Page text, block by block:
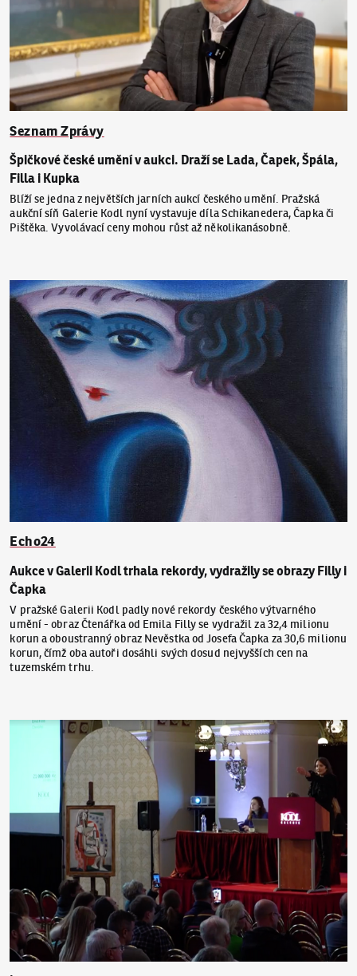
Seznam Zprávy
Špičkové české umění v aukci. Draží se Lada, Čapek, Špála,
Filla i Kupka
Blíží se jedna z největších jarních aukcí českého umění. Pražská
aukční síň Galerie Kodl nyní vystavuje díla Schikanedera, Čapka či
Pištěka. Vyvolávací ceny mohou růst až několikanásobně.
Echo24
Aukce v Galerii Kodl trhala rekordy, vydražily se obrazy Filly i
Čapka
V pražské Galerii Kodl padly nové rekordy českého výtvarného
umění - obraz Čtenářka od Emila Filly se vydražil za 32,4 milionu
korun a oboustranný obraz Nevěstka od Josefa Čapka za 30,6 milionu
korun, čímž oba autoři dosáhli svých dosud nejvyšších cen na
tuzemském trhu.